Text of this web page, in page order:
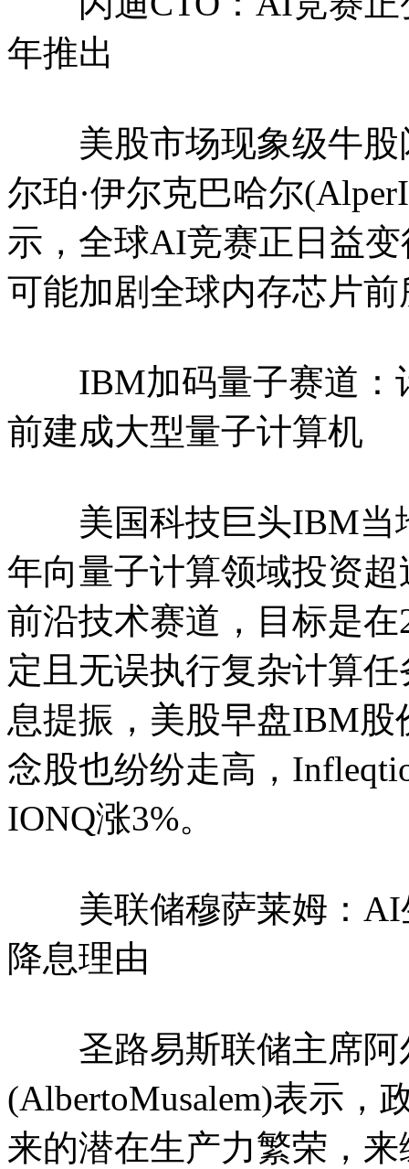
年推出
美股市场现象级牛股
尔珀·伊尔克巴哈尔
示，全球AI竞赛正日益
可能加剧全球内存芯片
IBM加码量子赛道：
前建成大型量子计算机
美国科技巨头IBM当
年向量子计算领域投资
前沿技术赛道，目标是
定且无误执行复杂计算
息提振，美股早盘IBM股
念股也纷纷走高，
IONQ涨3%。
美联储穆萨莱姆：AI
降息理由
圣路易斯联储主席阿
(AlbertoMusalem)表示，
来的潜在生产力繁荣，